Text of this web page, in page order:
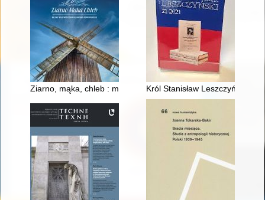
Ziarno, mąka, chleb : młyny województwa kujawsko-
Król Stanisław Leszczyński :